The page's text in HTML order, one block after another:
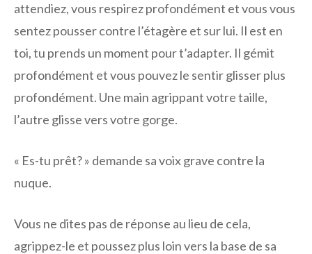
attendiez, vous respirez profondément et vous vous
sentez pousser contre l’étagère et sur lui. Il est en
toi, tu prends un moment pour t’adapter. Il gémit
profondément et vous pouvez le sentir glisser plus
profondément. Une main agrippant votre taille,
l’autre glisse vers votre gorge.
« Es-tu prêt? » demande sa voix grave contre la
nuque.
Vous ne dites pas de réponse au lieu de cela,
agrippez-le et poussez plus loin vers la base de sa